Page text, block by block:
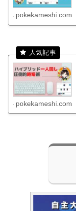
pokekameshi.com
pokekameshi.com